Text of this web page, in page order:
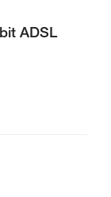
ADSL